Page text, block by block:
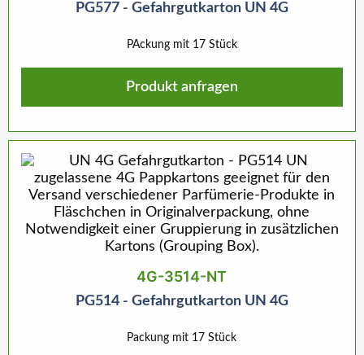
PG577 - Gefahrgutkarton UN 4G
PAckung mit 17 Stück
Produkt anfragen
4G-3514-NT
PG514 - Gefahrgutkarton UN 4G
Packung mit 17 Stück